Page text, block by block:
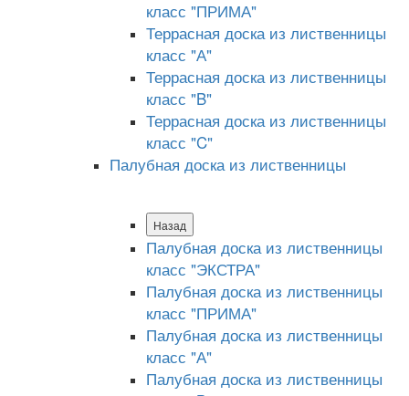
класс "ПРИМА"
Террасная доска из лиственницы
класс "А"
Террасная доска из лиственницы
класс "B"
Террасная доска из лиственницы
класс "C"
Палубная доска из лиственницы
Назад
Палубная доска из лиственницы
класс "ЭКСТРА"
Палубная доска из лиственницы
класс "ПРИМА"
Палубная доска из лиственницы
класс "А"
Палубная доска из лиственницы